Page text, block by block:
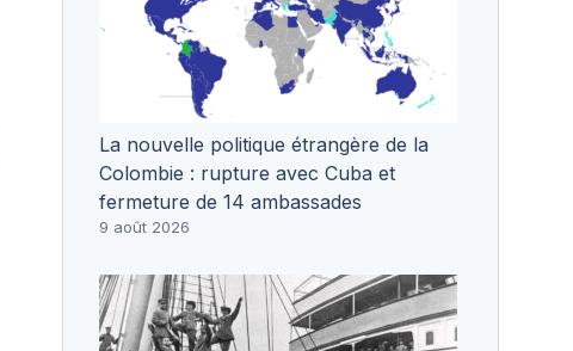
La nouvelle politique étrangère de la
Colombie : rupture avec Cuba et
fermeture de 14 ambassades
9 août 2026